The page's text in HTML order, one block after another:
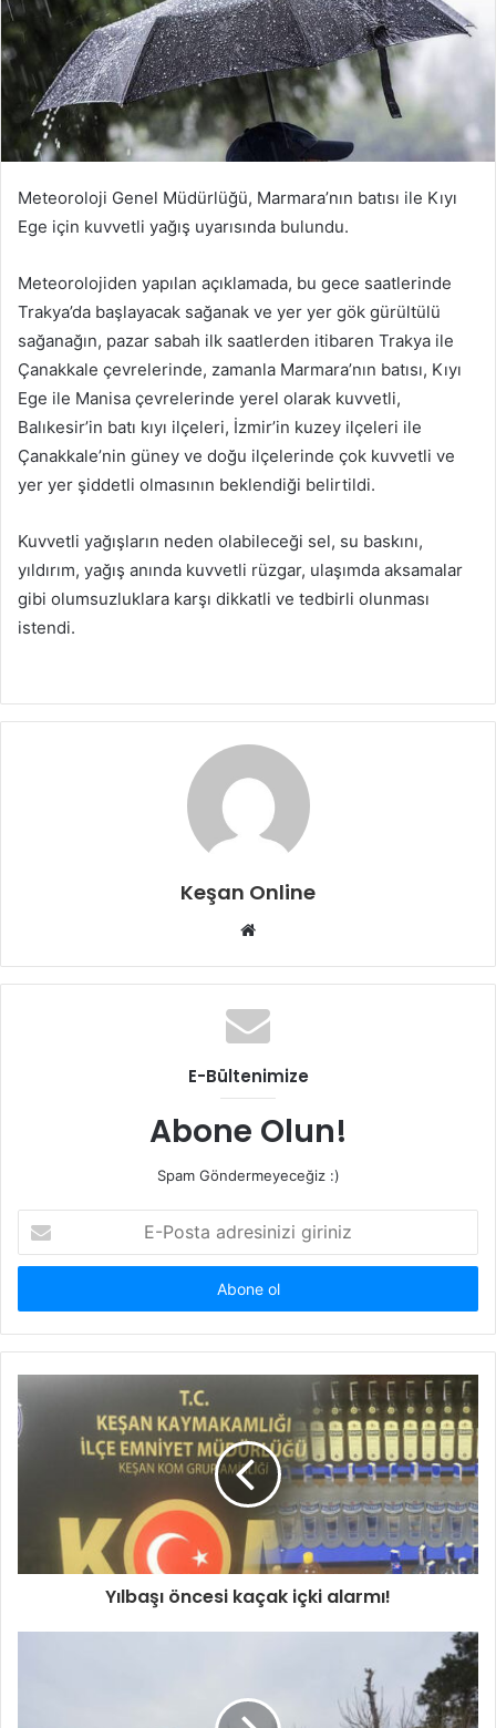
Meteoroloji Genel Müdürlüğü, Marmara’nın batısı ile Kıyı
Ege için kuvvetli yağış uyarısında bulundu.
Meteorolojiden yapılan açıklamada, bu gece saatlerinde
Trakya’da başlayacak sağanak ve yer yer gök gürültülü
sağanağın, pazar sabah ilk saatlerden itibaren Trakya ile
Çanakkale çevrelerinde, zamanla Marmara’nın batısı, Kıyı
Ege ile Manisa çevrelerinde yerel olarak kuvvetli,
Balıkesir’in batı kıyı ilçeleri, İzmir’in kuzey ilçeleri ile
Çanakkale’nin güney ve doğu ilçelerinde çok kuvvetli ve
yer yer şiddetli olmasının beklendiği belirtildi.
Kuvvetli yağışların neden olabileceği sel, su baskını,
yıldırım, yağış anında kuvvetli rüzgar, ulaşımda aksamalar
gibi olumsuzluklara karşı dikkatli ve tedbirli olunması
istendi.
Keşan Online
Web
E-Bültenimize
Abone Olun!
Spam Göndermeyeceğiz :)
Posta
adresinizi
Yılbaşı öncesi kaçak içki alarmı!